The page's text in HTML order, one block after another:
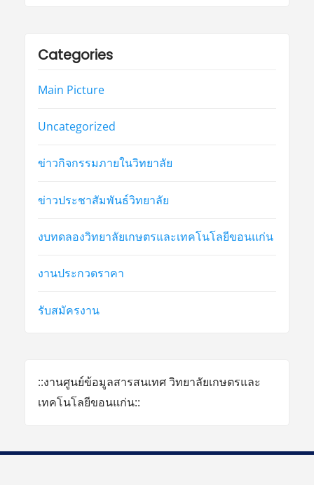
Categories
Main Picture
Uncategorized
ข่าวกิจกรรมภายในวิทยาลัย
ข่าวประชาสัมพันธ์วิทยาลัย
งบทดลองวิทยาลัยเกษตรและเทคโนโลยีขอนแก่น
งานประกวดราคา
รับสมัครงาน
::งานศูนย์ข้อมูลสารสนเทศ วิทยาลัยเกษตรและ
เทคโนโลยีขอนแก่น::